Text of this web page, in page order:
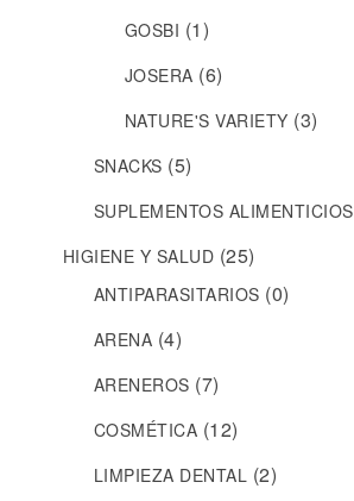
GOSBI (1)
JOSERA (6)
NATURE'S VARIETY (3)
SNACKS (5)
SUPLEMENTOS ALIMENTICIOS
HIGIENE Y SALUD (25)
ANTIPARASITARIOS (0)
ARENA (4)
ARENEROS (7)
COSMÉTICA (12)
LIMPIEZA DENTAL (2)